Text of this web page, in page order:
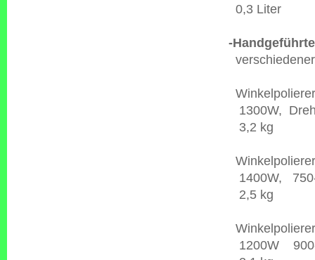
0,3
-
1300W,
3,2 kg
1400W,
2,5 kg
1200W 900-